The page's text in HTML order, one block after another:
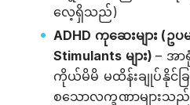
လေ့ရှိသည်)
ADHD ကုဆေးများ (ဥ
Stimulants များ)– အာ
ကိုယ်မိမိ မထိန်းချုပ်နိုင်ခ
စသောလက္ခဏာများသည်